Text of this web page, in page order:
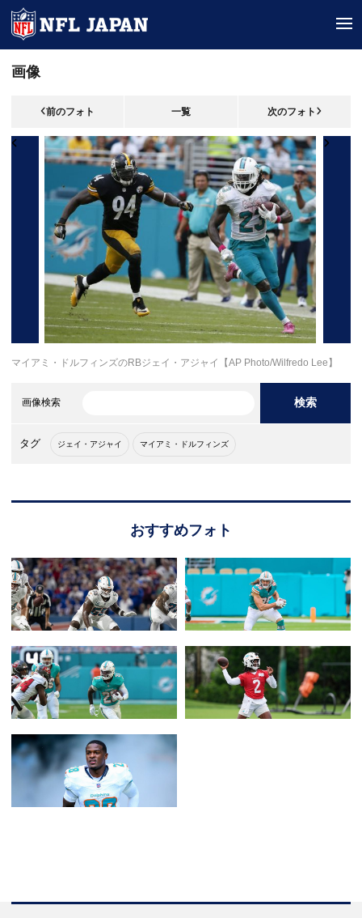
画像
前のフォト 一覧 次のフォト
マイアミ・ドルフィンズのRBジェイ・アジャイ【AP Photo/Wilfredo Lee】
画像検索 検索
タグ ジェイ・アジャイ マイアミ・ドルフィンズ
おすすめフォト